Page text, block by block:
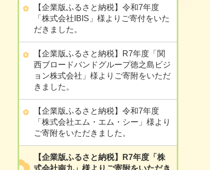
【企業版ふるさと納税】令和7年度
「株式会社IBIS」様よりご寄付をいた
だきました。
【企業版ふるさと納税】R7年度「関
西ブロードバンドグループ徳之島ビジ
ョン株式会社」様よりご寄附をいただ
きました。
【企業版ふるさと納税】令和7年度
「株式会社エム・エム・シー」様より
ご寄附をいただきました。
【企業版ふるさと納税】R7年度「株
式会社南九」様よりご寄附をいただき